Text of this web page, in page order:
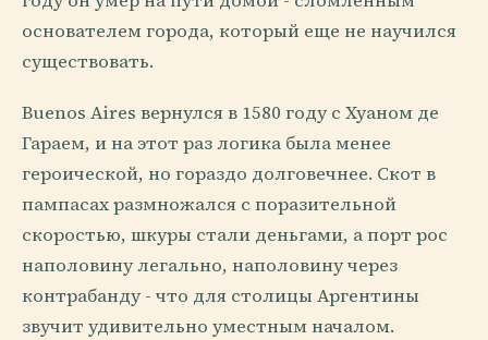
основателем города, который еще не научился
существовать.
Buenos Aires вернулся в 1580 году с Хуаном де
Гараем, и на этот раз логика была менее
героической, но гораздо долговечнее. Скот в
пампасах размножался с поразительной
скоростью, шкуры стали деньгами, а порт рос
наполовину легально, наполовину через
контрабанду - что для столицы Аргентины
звучит удивительно уместным началом.